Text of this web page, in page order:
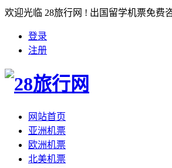
欢迎光临 28旅行网 ! 出国留学机票免费
登录
注册
网站首页
亚洲机票
欧洲机票
北美机票